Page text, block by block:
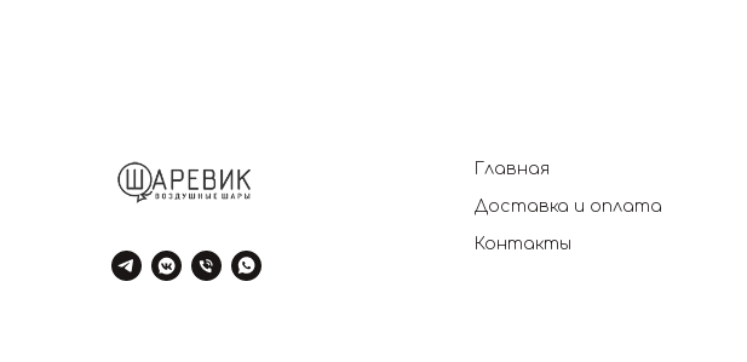
Главная
Доставка и оплата
Контакты